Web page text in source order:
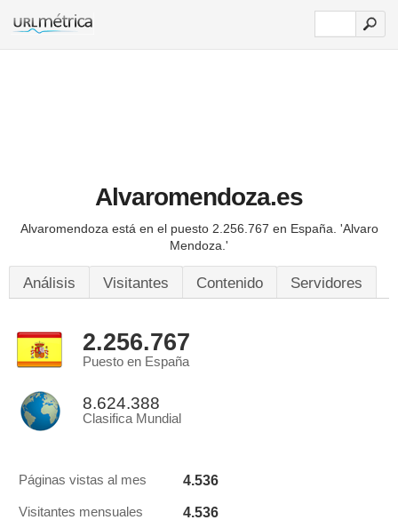
Alvaromendoza.es
Alvaromendoza está en el puesto 2.256.767 en España. 'Alvaro
Mendoza.'
Análisis Visitantes Contenido Servidores
2.256.767
Puesto en España
8.624.388
Clasifica Mundial
Páginas vistas al mes 4.536
Visitantes mensuales 4.536